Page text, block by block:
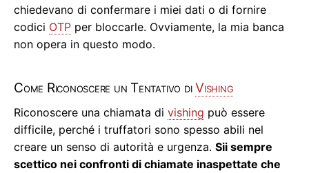
chiedevano di confermare i miei dati o di fornire
codici OTP per bloccarle. Ovviamente, la mia banca
non opera in questo modo.
Come Riconoscere un Tentativo diVishing
Riconoscere una chiamata di vishing può essere
difficile, perché i truffatori sono spesso abili nel
creare un senso di autorità e urgenza. Sii sempre
scettico nei confronti di chiamate inaspettate che